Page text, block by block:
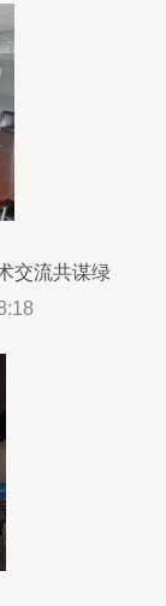
交流共谋绿